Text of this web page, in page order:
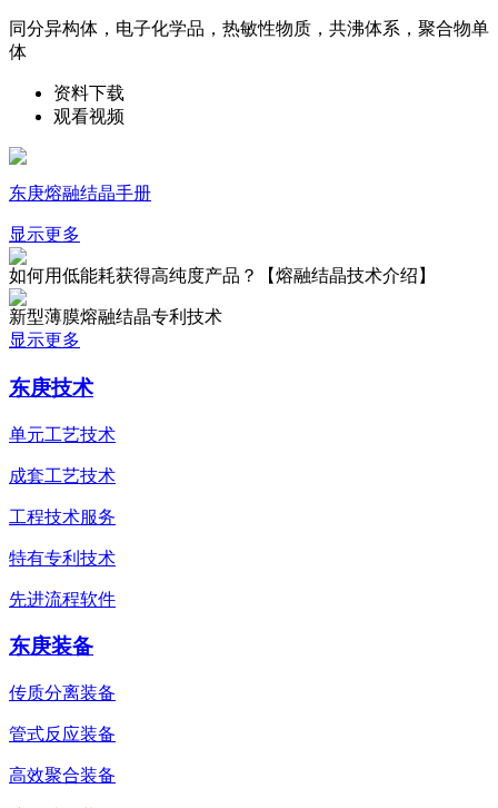
同分异构体，电子化学品，热敏性物质，共沸体系，聚合物单
体
资料下载
观看视频
东庚熔融结晶手册
显示更多
如何用低能耗获得高纯度产品？【熔融结晶技术介绍】
新型薄膜熔融结晶专利技术
显示更多
东庚技术
单元工艺技术
成套工艺技术
工程技术服务
特有专利技术
先进流程软件
东庚装备
传质分离装备
管式反应装备
高效聚合装备